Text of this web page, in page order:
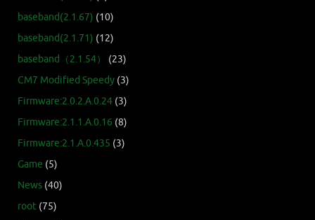
baseband(2.1.67) (10)
baseband(2.1.71) (12)
baseband（2.1.54）
(23)
CM7 Modified Speedy (3)
Firmware:2.0.2.A.0.24 (3)
Firmware:2.1.1.A.0.16 (8)
Firmware:2.1.A.0.435 (3)
Game (5)
News (40)
root (75)